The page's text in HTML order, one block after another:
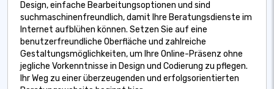
Design, einfache Bearbeitungsoptionen und sind
suchmaschinenfreundlich, damit Ihre Beratungsdienste im
Internet aufblühen können. Setzen Sie auf eine
benutzerfreundliche Oberfläche und zahlreiche
Gestaltungsmöglichkeiten, um Ihre Online-Präsenz ohne
jegliche Vorkenntnisse in Design und Codierung zu pflegen.
Ihr Weg zu einer überzeugenden und erfolgsorientierten